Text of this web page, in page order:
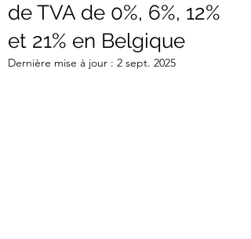
de TVA de 0%, 6%, 12%
et 21% en Belgique
Dernière mise à jour : 2 sept. 2025